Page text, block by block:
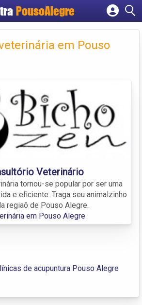
PousoAlegre
Cadastrar empresa
Criar contaem Pouso
Veterinário
tornou-se popular por ser uma
e eficiente. Traga seu animalzinho
regiaõ de Pouso Alegre.
em Pouso Alegre
de acupuntura Pouso Alegre